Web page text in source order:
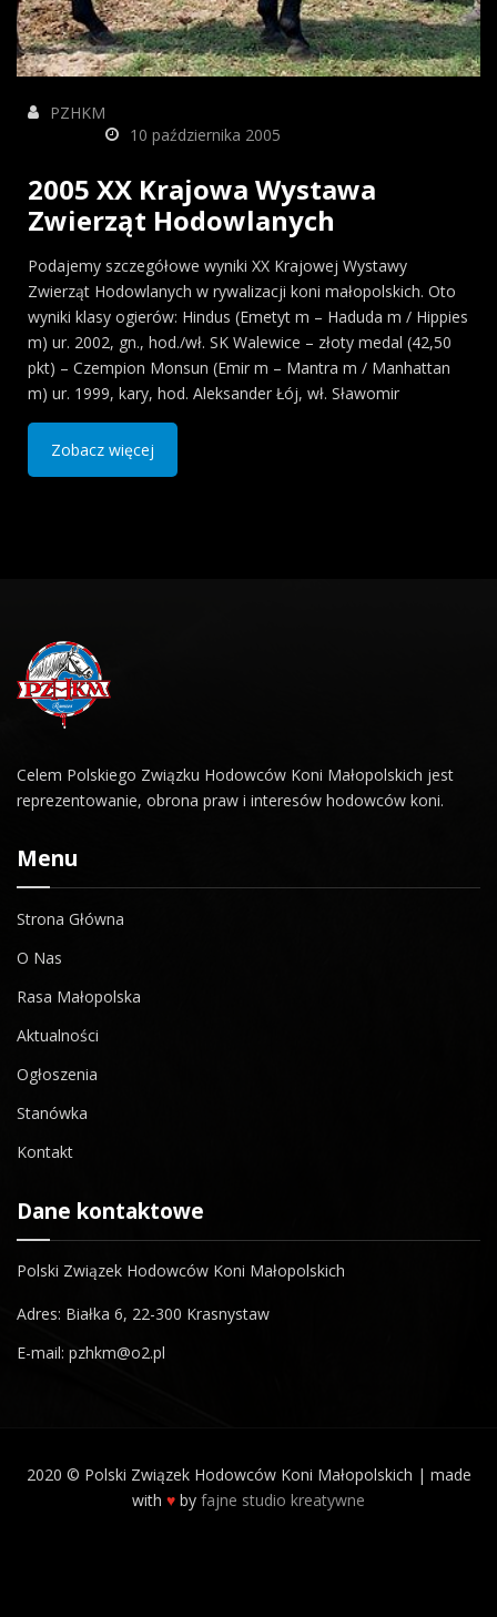
PZHKM
10 października 2005
2005 XX Krajowa Wystawa
Zwierząt Hodowlanych
Podajemy szczegółowe wyniki XX Krajowej Wystawy
Zwierząt Hodowlanych w rywalizacji koni małopolskich. Oto
wyniki klasy ogierów: Hindus (Emetyt m – Haduda m / Hippies
m) ur. 2002, gn., hod./wł. SK Walewice – złoty medal (42,50
pkt) – Czempion Monsun (Emir m – Mantra m / Manhattan
m) ur. 1999, kary, hod. Aleksander Łój, wł. Sławomir
Zobacz więcej
Celem Polskiego Związku Hodowców Koni Małopolskich jest
reprezentowanie, obrona praw i interesów hodowców koni.
Menu
Strona Główna
O Nas
Rasa Małopolska
Aktualności
Ogłoszenia
Stanówka
Kontakt
Dane kontaktowe
Polski Związek Hodowców Koni Małopolskich
Adres: Białka 6, 22-300 Krasnystaw
E-mail: pzhkm@o2.pl
2020 © Polski Związek Hodowców Koni Małopolskich | made
with ♥ by fajne studio kreatywne